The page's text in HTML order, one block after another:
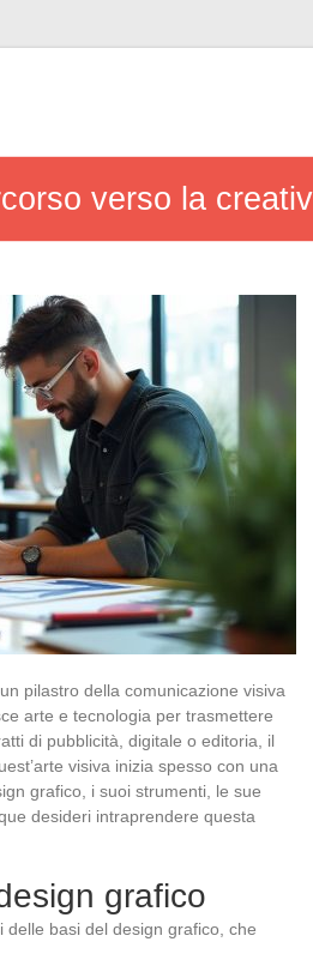
verso la
pilastro della comunicazione visiva
arte e tecnologia per trasmettere
di pubblicità, digitale o editoria, il
visiva inizia spesso con una
grafico, i suoi strumenti, le sue
desideri intraprendere questa
grafico
basi del design grafico, che